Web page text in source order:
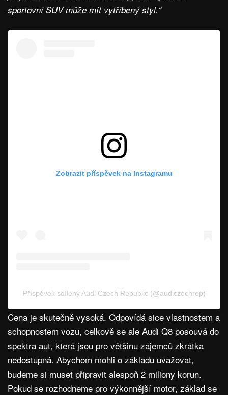
sportovní SUV může mít vytříbený styl.“
Zobrazit příspěvek na Instagramu
Příspěvek sdílený Audi Czech Republic (@audiczechrep)
Cena je skutečně vysoká. Odpovídá sice vlastnostem a
schopnostem vozu, celkově se ale Audi Q8 posouvá do
spektra aut, která jsou pro většinu zájemců zkrátka
nedostupná. Abychom mohli o základu uvažovat,
budeme si muset připravit alespoň 2 miliony korun.
Pokud se rozhodneme pro výkonnější motor, základ se